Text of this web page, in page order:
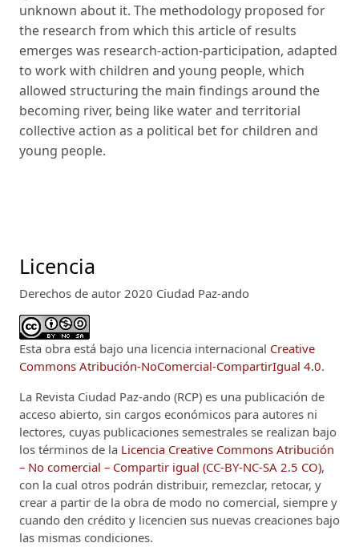
unknown about it. The methodology proposed for
the research from which this article of results
emerges was research-action-participation, adapted
to work with children and young people, which
allowed structuring the main findings around the
becoming river, being like water and territorial
collective action as a political bet for children and
young people.
Licencia
Derechos de autor 2020 Ciudad Paz-ando
Esta obra está bajo una licencia internacional Creative
Commons Atribución-NoComercial-CompartirIgual 4.0.
La Revista Ciudad Paz-ando (RCP) es una publicación de
acceso abierto, sin cargos económicos para autores ni
lectores, cuyas publicaciones semestrales se realizan bajo
los términos de la Licencia Creative Commons Atribución
– No comercial – Compartir igual (CC-BY-NC-SA 2.5 CO),
con la cual otros podrán distribuir, remezclar, retocar, y
crear a partir de la obra de modo no comercial, siempre y
cuando den crédito y licencien sus nuevas creaciones bajo
las mismas condiciones.